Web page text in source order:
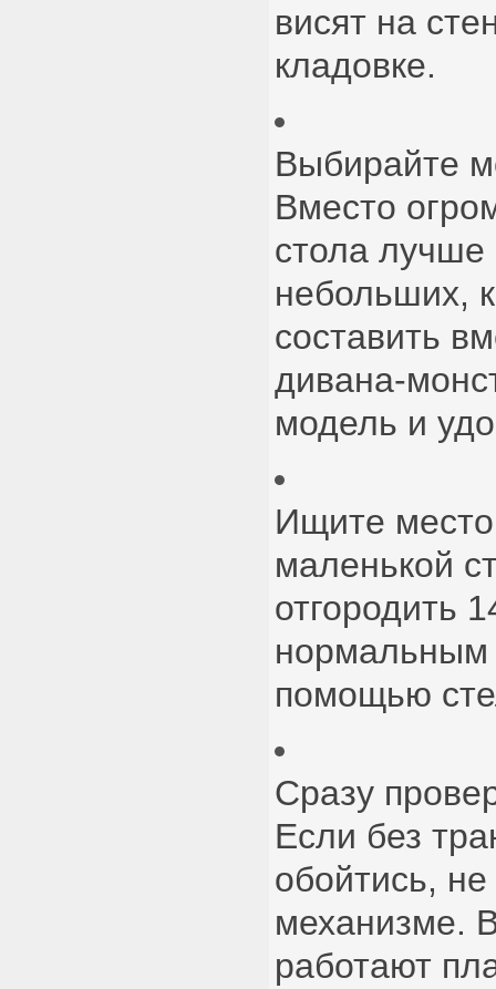
висят на
кладовке.
Выбирайте
Вместо
стола лучше
небольших,
составить
дивана-
модель и
Ищите
маленькой
отгородить
нормальным
помощью
Сразу
Если без
обойтись,
механизме.
работают